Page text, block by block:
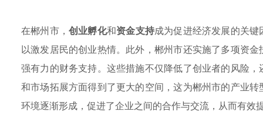
在郴州市，创业孵化和资金支持成为促进经济发展的关
以激发居民的创业热情。此外，郴州市还实施了多项资
强有力的财务支持。这些措施不仅降低了创业者的风险，
和市场拓展方面得到了更大的空间，这为郴州市的产业
环境逐渐形成，促进了企业之间的合作与交流，从而有效